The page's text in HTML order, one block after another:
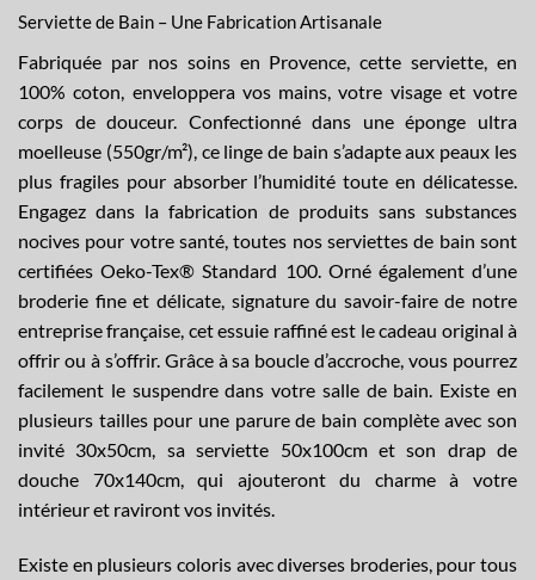
Serviette de Bain – Une Fabrication Artisanale
Fabriquée par nos soins en Provence, cette serviette, en
100% coton, enveloppera vos mains, votre visage et votre
corps de douceur. Confectionné dans une éponge ultra
moelleuse (550gr/m²), ce linge de bain s’adapte aux peaux les
plus fragiles pour absorber l’humidité toute en délicatesse
Engagez dans la fabrication de produits sans substances
nocives pour votre santé, toutes nos serviettes de bain sont
certifiées Oeko-Tex® Standard 100. Orné également d’une
broderie fine et délicate, signature du savoir-faire de notre
entreprise française, cet essuie raffiné est le cadeau original à
offrir ou à s’offrir. Grâce à sa boucle d’accroche, vous pourrez
facilement le suspendre dans votre salle de bain. Existe en
plusieurs tailles pour une parure de bain complète avec son
invité 30x50cm, sa serviette 50x100cm et son drap de
douche 70x140cm, qui ajouteront du charme à votre
intérieur et raviront vos invités.
Existe en plusieurs coloris avec diverses broderies, pour tous